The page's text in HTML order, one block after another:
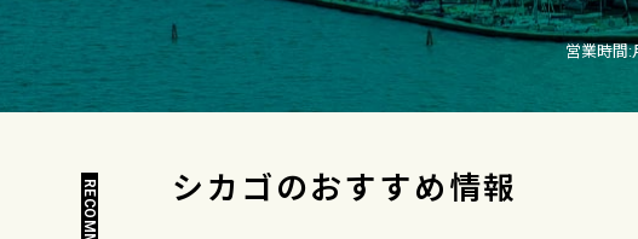
営業時間:
シカゴのおすすめ情報